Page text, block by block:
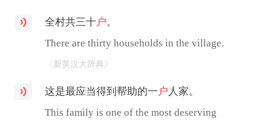
全村共三十户。
There are thirty households in the village.
《新英汉大辞典》
这是最应当得到帮助的一 户 人家。
This family is one of the most deserving